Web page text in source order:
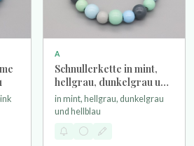
A
Schnullerkette in mint,
hellgrau, dunkelgrau und
hellblau
in mint, hellgrau, dunkelgrau
und hellblau